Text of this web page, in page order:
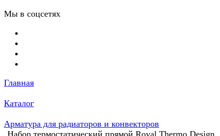
Мы в соцсетях
Главная
Каталог
Арматура для радиаторов и конвекторов
Набор термостатический прямой Royal Thermo Design